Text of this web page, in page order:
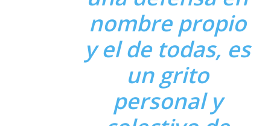
nombre propio
y el de todas, es
un grito
personal y